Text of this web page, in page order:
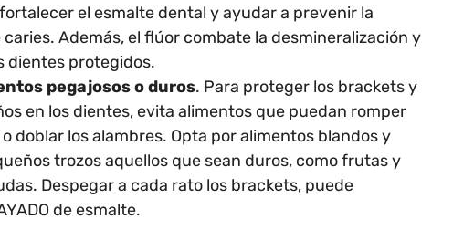
el esmalte dental y ayudar a prevenir la
Además, el flúor combate la desmineralización y
dientes protegidos.
pegajosos o duros. Para proteger los brackets y
en los dientes, evita alimentos que puedan romper
doblar los alambres. Opta por alimentos blandos y
trozos aquellos que sean duros, como frutas y
Despegar a cada rato los brackets, puede
de esmalte.